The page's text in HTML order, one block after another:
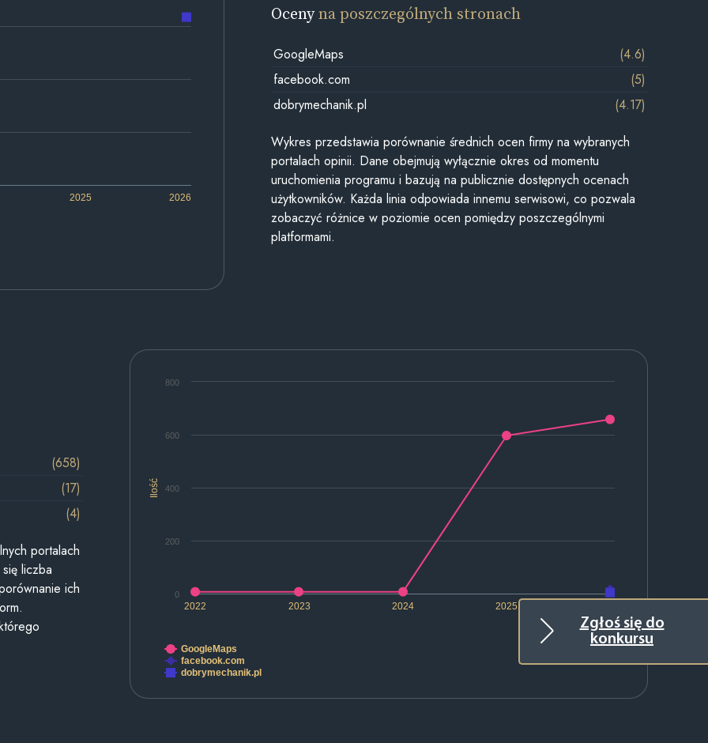
Zgłoś się do
konkursu
2025 2026
Ocenyna poszczególnych stronach
GoogleMaps
(4.6)
facebook.com
(5)
dobrymechanik.pl
(4.17)
Wykres przedstawia porównanie średnich ocen firmy na wybranych
portalach opinii. Dane obejmują wyłącznie okres od momentu
uruchomienia programu i bazują na publicznie dostępnych ocenach
użytkowników. Każda linia odpowiada innemu serwisowi, co pozwala
zobaczyć różnice w poziomie ocen pomiędzy poszczególnymi
platformami.
Ilość
2022 2023 2024 2025
0
200
400
600
800
GoogleMaps
facebook.com
dobrymechanik.pl
(658)
(17)
(4)
portalach
liczba
ich